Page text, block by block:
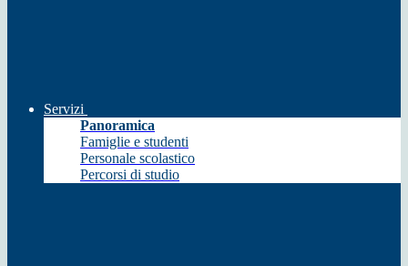
Servizi
Panoramica
Famiglie e studenti
Personale scolastico
Percorsi di studio